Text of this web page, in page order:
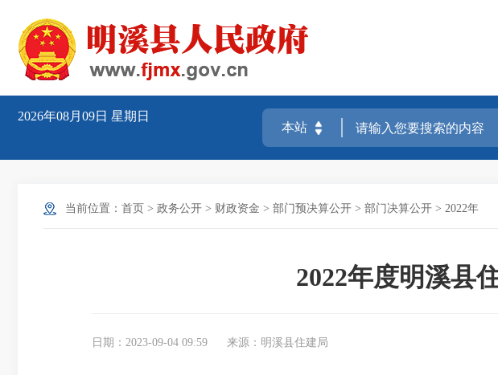
2026年08月09日 星期日
当前位置： 首页 > 政务公开 > 财政资金 > 部门预决算公开 > 部门决算公开 > 2022年
2022年度明溪县
日期：2023-09-04 09:59 来源：明溪县住建局